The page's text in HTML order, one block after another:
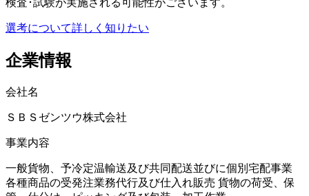
選考について詳しく知りたい
企業情報
会社名
ＳＢＳゼンツウ株式会社
事業内容
一般貨物、予冷定温輸送及び共同配送並びに個別宅配事業
各種商品の受発注業務代行及び仕入れ販売 貨物の荷受、保